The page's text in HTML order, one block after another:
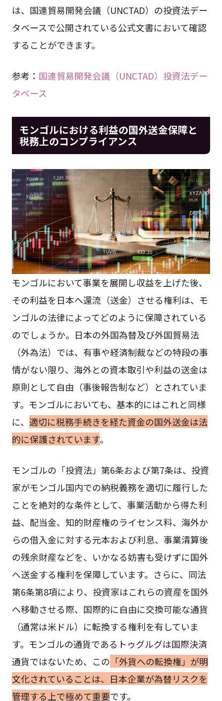
は、国連貿易開発会議（UNCTAD）の投資法デー
タベースで公開されている公式文書において確認
することができます。
参考： 国連貿易開発会議（UNCTAD）投資法デー
タベース
モンゴルにおける利益の国外送金保障と
税務上のコンプライアンス
モンゴルにおいて事業を展開し収益を上げた後、
その利益を日本へ還流（送金）させる権利は、モ
ンゴルの法律によってどのように保障されている
のでしょうか。日本の外国為替及び外国貿易法
（外為法）では、有事や経済制裁などの特段の事
情がない限り、海外との資本取引や利益の送金は
原則として自由（事後報告制など）とされていま
す。モンゴルにおいても、基本的にはこれと同様
に、 適切に税務手続きを経た資金の国外送金は法
的に保護されています。
モンゴルの「投資法」第6条および第7条は、投資
家がモンゴル国内での納税義務を適切に履行した
ことを絶対的な条件として、事業活動から得た利
益、配当金、知的財産権のライセンス料、海外か
らの借入金に対する元本および利息、事業清算後
の残余財産などを、いかなる妨害も受けずに国外
へ送金する権利を保障しています。さらに、同法
第6条第8項により、投資家はこれらの資産を国外
へ移動させる際、国際的に自由に交換可能な通貨
（通常は米ドル）に転換する権利を有していま
す。モンゴルの通貨であるトゥグルグは国際決済
通貨ではないため、この 「外貨への転換権」が明
文化されていることは、日本企業が為替リスクを
管理する上で極めて重要です。